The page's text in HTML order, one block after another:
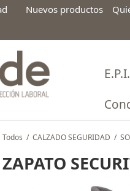
Nuevos productos
E.P.I.
Todos / CALZADO SEGURIDAD /
ZAPATO